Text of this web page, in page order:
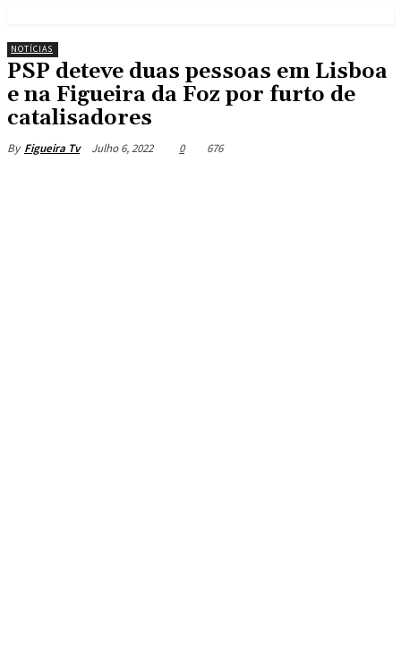
NOTÍCIAS
PSP deteve duas pessoas em Lisboa
e na Figueira da Foz por furto de
catalisadores
By Figueira Tv Julho 6, 2022 0 676